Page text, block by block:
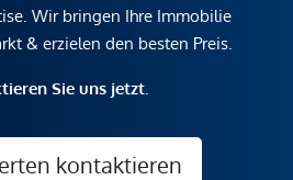
Wir bringen Ihre Immobilie
& erzielen den besten Preis.
Sie uns jetzt.
kontaktieren